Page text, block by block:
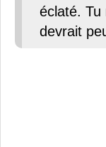
éclaté. Tu
devrait